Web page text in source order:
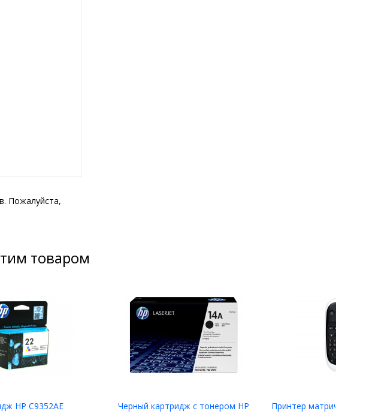
Пожалуйста,
товаром
HP C9352AE
Черный картридж с тонером HP
Принтер матричный